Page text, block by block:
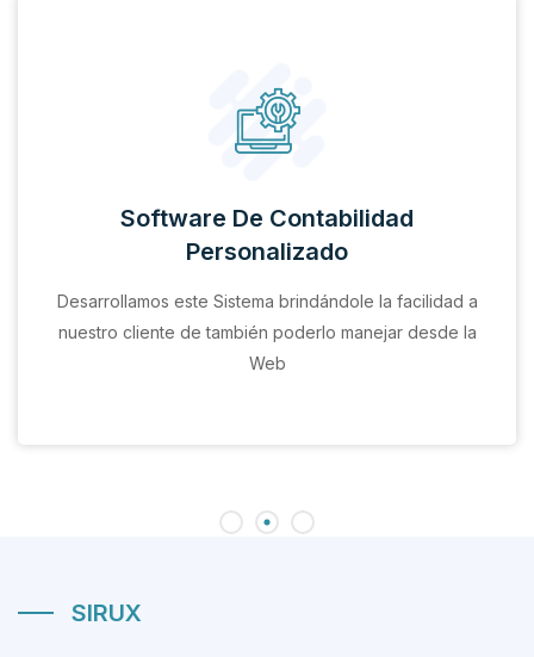
Software De Contabilidad
Personalizado
Desarrollamos este Sistema brindándole la facilidad a
nuestro cliente de también poderlo manejar desde la
Web
SIRUX